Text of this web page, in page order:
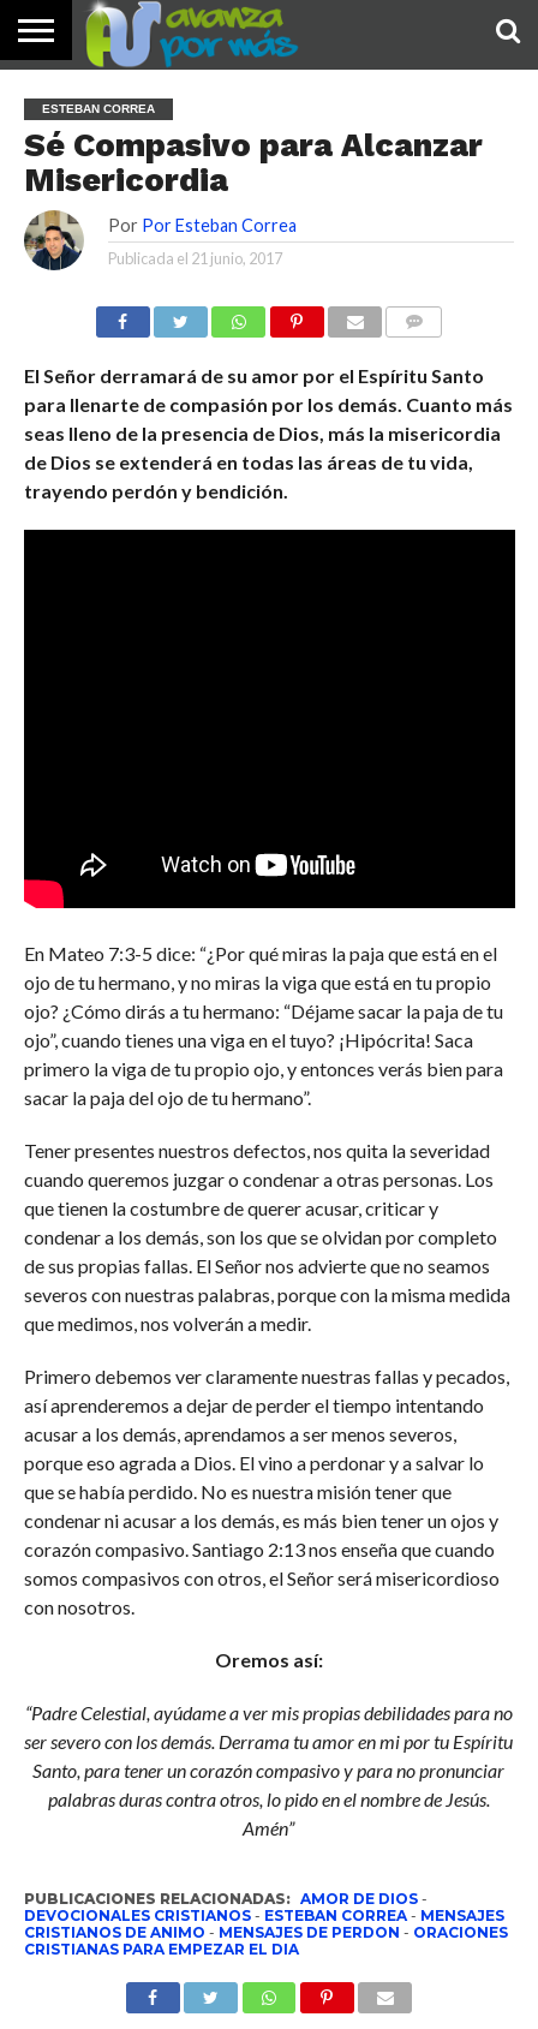
PALABRA
DE HOY
DEVOCIONALES
NOTICIAS
TESTIMONIOS
ORACIONES
SOBRE
NOSOTROS
IMÁGENES
ESTEBAN CORREA
Sé Compasivo para Alcanzar
Misericordia
Por Por Esteban Correa
Publicada el 21 junio, 2017
El Señor derramará de su amor por el Espíritu Santo
para llenarte de compasión por los demás. Cuanto más
seas lleno de la presencia de Dios, más la misericordia
de Dios se extenderá en todas las áreas de tu vida,
trayendo perdón y bendición.
En Mateo 7:3-5 dice: “¿Por qué miras la paja que está en el
ojo de tu hermano, y no miras la viga que está en tu propio
ojo? ¿Cómo dirás a tu hermano: “Déjame sacar la paja de tu
ojo”, cuando tienes una viga en el tuyo? ¡Hipócrita! Saca
primero la viga de tu propio ojo, y entonces verás bien para
sacar la paja del ojo de tu hermano”.
Tener presentes nuestros defectos, nos quita la severidad
cuando queremos juzgar o condenar a otras personas. Los
que tienen la costumbre de querer acusar, criticar y
condenar a los demás, son los que se olvidan por completo
de sus propias fallas. El Señor nos advierte que no seamos
severos con nuestras palabras, porque con la misma medida
que medimos, nos volverán a medir.
Primero debemos ver claramente nuestras fallas y pecados,
así aprenderemos a dejar de perder el tiempo intentando
acusar a los demás, aprendamos a ser menos severos,
porque eso agrada a Dios. El vino a perdonar y a salvar lo
que se había perdido. No es nuestra misión tener que
condenar ni acusar a los demás, es más bien tener un ojos y
corazón compasivo. Santiago 2:13 nos enseña que cuando
somos compasivos con otros, el Señor será misericordioso
con nosotros.
Oremos así:
“Padre Celestial, ayúdame a ver mis propias debilidades para no
ser severo con los demás. Derrama tu amor en mi por tu Espíritu
Santo, para tener un corazón compasivo y para no pronunciar
palabras duras contra otros, lo pido en el nombre de Jesús.
Amén”
PUBLICACIONES RELACIONADAS: AMOR DE DIOS-
DEVOCIONALES CRISTIANOS- ESTEBAN CORREA- MENSAJES
CRISTIANOS DE ANIMO - MENSAJES DE PERDON - ORACIONES
CRISTIANAS PARA EMPEZAR EL DIA